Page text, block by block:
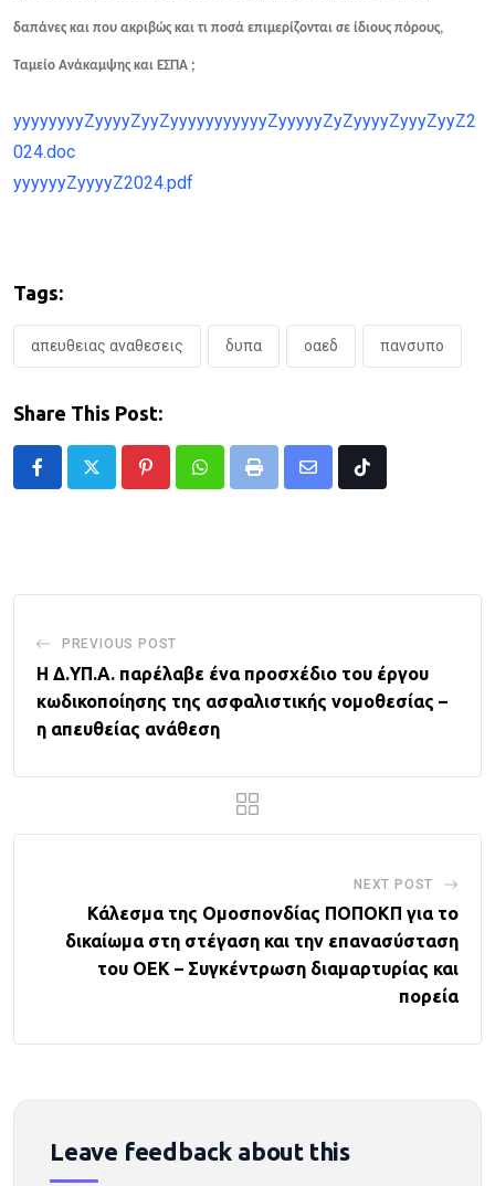
δαπάνες και που ακριβώς και τι ποσά επιμερίζονται σε ίδιους πόρους,
Ταμείο Ανάκαμψης και ΕΣΠΑ ;
yyyyyyyyZyyyyZyyZyyyyyyyyyyyZyyyyyZyZyyyyZyyyZyyZ2
024.doc
yyyyyyZyyyyZ2024.pdf
Tags:
απευθειας αναθεσεις δυπα οαεδ πανσυπο
Share This Post:
PinterestWhatsappPrint
Share
Tiktok
PREVIOUS POST
Η Δ.ΥΠ.Α. παρέλαβε ένα προσχέδιο του έργου
κωδικοποίησης της ασφαλιστικής νομοθεσίας –
η απευθείας ανάθεση
NEXT POST
Κάλεσμα της Ομοσπονδίας ΠΟΠΟΚΠ για το
δικαίωμα στη στέγαση και την επανασύσταση
του ΟΕΚ – Συγκέντρωση διαμαρτυρίας και
πορεία
Leave feedback about this